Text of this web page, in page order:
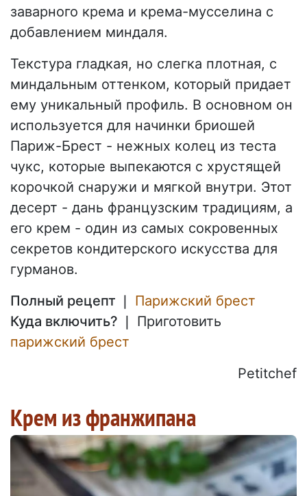
заварного крема и крема-мусселина с
добавлением миндаля.
Текстура гладкая, но слегка плотная, с
миндальным оттенком, который придает
ему уникальный профиль. В основном он
используется для начинки бриошей
Париж-Брест - нежных колец из теста
чукс, которые выпекаются с хрустящей
корочкой снаружи и мягкой внутри. Этот
десерт - дань французским традициям, а
его крем - один из самых сокровенных
секретов кондитерского искусства для
гурманов.
Полный рецепт ❘ Парижский брест
Куда включить? ❘ Приготовить
парижский брест
Petitchef
Крем из франжипана